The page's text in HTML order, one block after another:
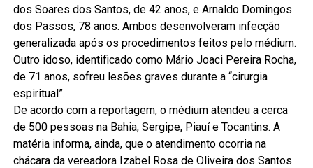
dos Soares dos Santos, de 42 anos, e Arnaldo Domingos
dos Passos, 78 anos. Ambos desenvolveram infecção
generalizada após os procedimentos feitos pelo médium.
Outro idoso, identificado como Mário Joaci Pereira Rocha,
de 71 anos, sofreu lesões graves durante a “cirurgia
espiritual”.
De acordo com a reportagem, o médium atendeu a cerca
de 500 pessoas na Bahia, Sergipe, Piauí e Tocantins. A
matéria informa, ainda, que o atendimento ocorria na
chácara da vereadora Izabel Rosa de Oliveira dos Santos